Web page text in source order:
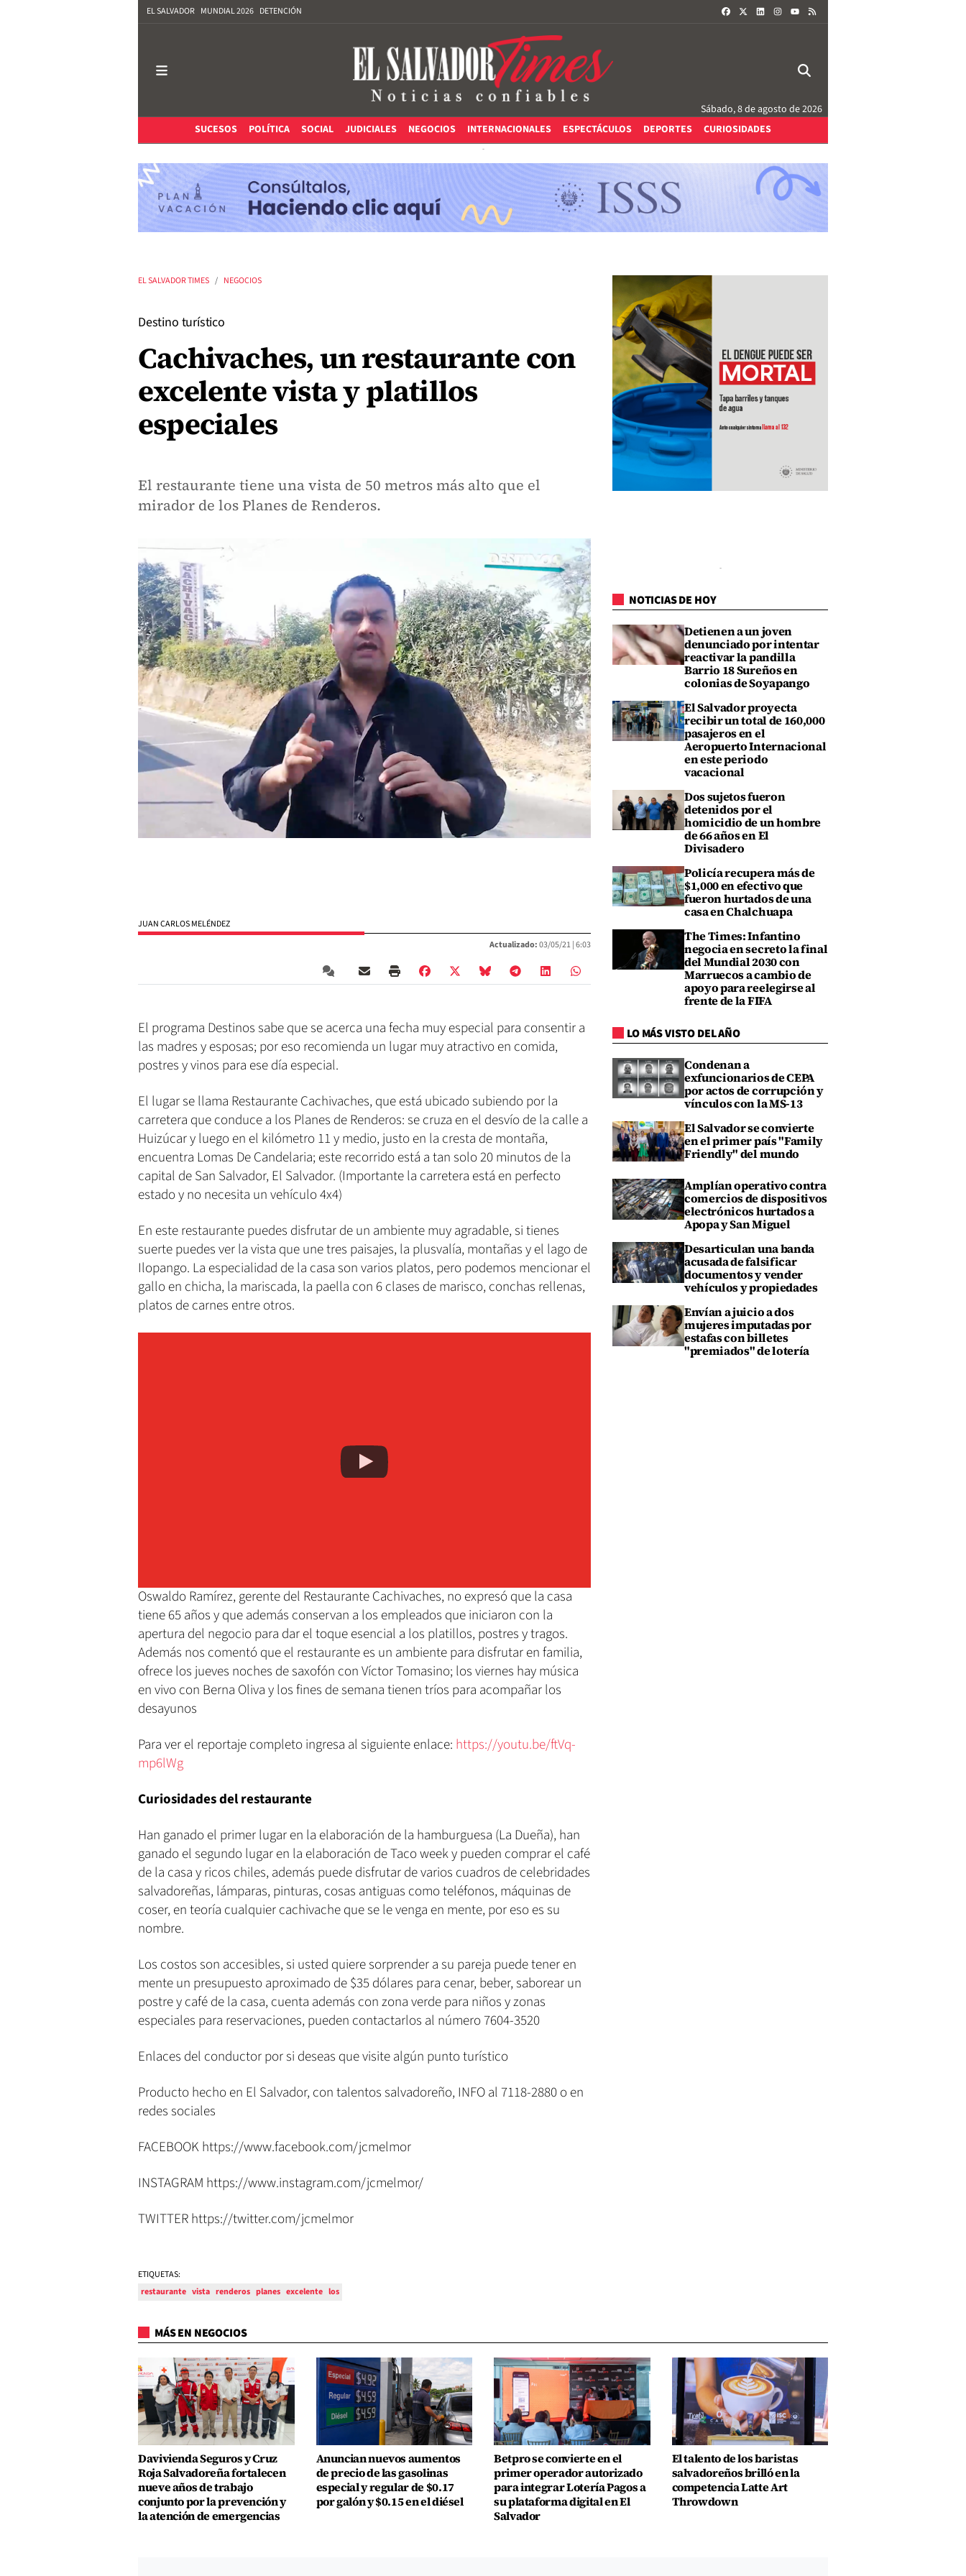
EL SALVADOR MUNDIAL 2026 DETENCIÓN FACEBOOKLINKEDININSTAGRAM
Sábado, 8 de agosto de 2026
SUCESOS
POLÍTICA SOCIAL JUDICIALES NEGOCIOS INTERNACIONALES ESPECTÁCULOS DEPORTES CURIOSIDADES
EL SALVADOR TIMES NEGOCIOS
Destino turístico
Cachivaches, un restaurante con
excelente vista y platillos
especiales
El restaurante tiene una vista de 50 metros más alto que el
mirador de los Planes de Renderos.
JUAN CARLOS MELÉNDEZ
Actualizado:03/05/21 |6:03
El programa Destinos sabe que se acerca una fecha muy especial para consentir a
las madres y esposas; por eso recomienda un lugar muy atractivo en comida,
postres y vinos para ese día especial.
El lugar se llama Restaurante Cachivaches, que está ubicado subiendo por la
carretera que conduce a los Planes de Renderos: se cruza en el desvío de la calle a
Huizúcar y luego en el kilómetro 11 y medio, justo en la cresta de montaña,
encuentra Lomas De Candelaria; este recorrido está a tan solo 20 minutos de la
capital de San Salvador, El Salvador. (Importante la carretera está en perfecto
estado y no necesita un vehículo 4x4)
En este restaurante puedes disfrutar de un ambiente muy agradable, si tienes
suerte puedes ver la vista que une tres paisajes, la plusvalía, montañas y el lago de
Ilopango. La especialidad de la casa son varios platos, pero podemos mencionar el
gallo en chicha, la mariscada, la paella con 6 clases de marisco, conchas rellenas,
platos de carnes entre otros.
Oswaldo Ramírez, gerente del Restaurante Cachivaches, no expresó que la casa
tiene 65 años y que además conservan a los empleados que iniciaron con la
apertura del negocio para dar el toque esencial a los platillos, postres y tragos.
Además nos comentó que el restaurante es un ambiente para disfrutar en familia,
ofrece los jueves noches de saxofón con Víctor Tomasino; los viernes hay música
en vivo con Berna Oliva y los fines de semana tienen tríos para acompañar los
desayunos
Para ver el reportaje completo ingresa al siguiente enlace: https://youtu.be/ftVq-
mp6lWg
Curiosidades del restaurante
Han ganado el primer lugar en la elaboración de la hamburguesa (La Dueña), han
ganado el segundo lugar en la elaboración de Taco week y pueden comprar el café
de la casa y ricos chiles, además puede disfrutar de varios cuadros de celebridades
salvadoreñas, lámparas, pinturas, cosas antiguas como teléfonos, máquinas de
coser, en teoría cualquier cachivache que se le venga en mente, por eso es su
nombre.
Los costos son accesibles, si usted quiere sorprender a su pareja puede tener en
mente un presupuesto aproximado de $35 dólares para cenar, beber, saborear un
postre y café de la casa, cuenta además con zona verde para niños y zonas
especiales para reservaciones, pueden contactarlos al número 7604-3520
Enlaces del conductor por si deseas que visite algún punto turístico
Producto hecho en El Salvador, con talentos salvadoreño, INFO al 7118-2880 o en
redes sociales
FACEBOOK https://www.facebook.com/jcmelmor
INSTAGRAM https://www.instagram.com/jcmelmor/
TWITTER https://twitter.com/jcmelmor
ETIQUETAS:
restaurante vista renderos planes excelente los
NOTICIAS DE HOY
Detienen a un joven
denunciado por intentar
reactivar la pandilla
Barrio 18 Sureños en
colonias de Soyapango
El Salvador proyecta
recibir un total de 160,000
pasajeros en el
Aeropuerto Internacional
en este periodo
vacacional
Dos sujetos fueron
detenidos por el
homicidio de un hombre
de 66 años en El
Divisadero
Policía recupera más de
$1,000 en efectivo que
fueron hurtados de una
casa en Chalchuapa
The Times: Infantino
negocia en secreto la final
del Mundial 2030 con
Marruecos a cambio de
apoyo para reelegirse al
frente de la FIFA
LO MÁS VISTO DEL AÑO
Condenan a
exfuncionarios de CEPA
por actos de corrupción y
vínculos con la MS-13
El Salvador se convierte
en el primer país "Family
Friendly" del mundo
Amplían operativo contra
comercios de dispositivos
electrónicos hurtados a
Apopa y San Miguel
Desarticulan una banda
acusada de falsificar
documentos y vender
vehículos y propiedades
Envían a juicio a dos
mujeres imputadas por
estafas con billetes
"premiados" de lotería
MÁS EN NEGOCIOS
Davivienda Seguros y Cruz
Roja Salvadoreña fortalecen
nueve años de trabajo
conjunto por la prevención y
la atención de emergencias
Anuncian nuevos aumentos
de precio de las gasolinas
especial y regular de $0.17
por galón y $0.15 en el diésel
Betpro se convierte en el
primer operador autorizado
para integrar Lotería Pagos a
su plataforma digital en El
Salvador
El talento de los baristas
salvadoreños brilló en la
competencia Latte Art
Throwdown